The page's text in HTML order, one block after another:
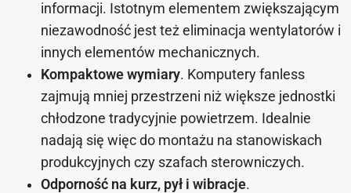
informacji. Istotnym elementem zwiększającym
niezawodność jest też eliminacja wentylatorów i
innych elementów mechanicznych.
Kompaktowe wymiary. Komputery fanless
zajmują mniej przestrzeni niż większe jednostki
chłodzone tradycyjnie powietrzem. Idealnie
nadają się więc do montażu na stanowiskach
produkcyjnych czy szafach sterowniczych.
Odporność na kurz, pył i wibracje.